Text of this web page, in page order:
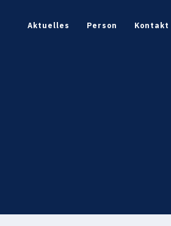
Aktuelles Person Kontakt